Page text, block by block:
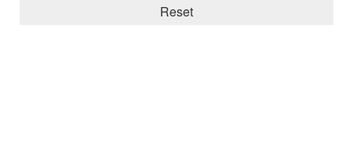
Reset